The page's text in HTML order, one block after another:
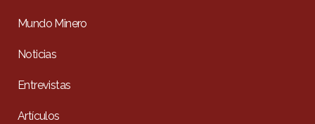
Mundo Minero
Noticias
Entrevistas
Artículos